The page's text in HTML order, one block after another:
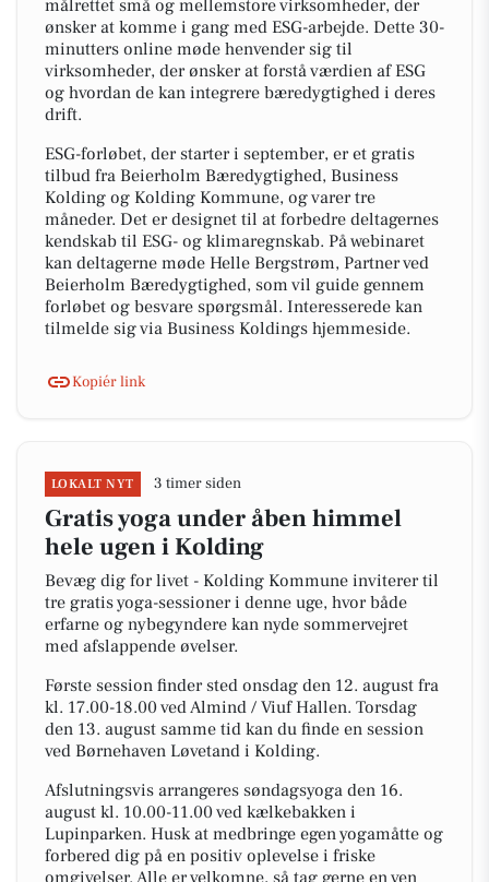
målrettet små og mellemstore virksomheder, der
ønsker at komme i gang med ESG-arbejde. Dette 30-
minutters online møde henvender sig til
virksomheder, der ønsker at forstå værdien af ESG
og hvordan de kan integrere bæredygtighed i deres
drift.
ESG-forløbet, der starter i september, er et gratis
tilbud fra Beierholm Bæredygtighed, Business
Kolding og Kolding Kommune, og varer tre
måneder. Det er designet til at forbedre deltagernes
kendskab til ESG- og klimaregnskab. På webinaret
kan deltagerne møde Helle Bergstrøm, Partner ved
Beierholm Bæredygtighed, som vil guide gennem
forløbet og besvare spørgsmål. Interesserede kan
tilmelde sig via Business Koldings hjemmeside.
Kopiér link
LOKALT NYT 3 timer siden
Gratis yoga under åben himmel
hele ugen i Kolding
Bevæg dig for livet - Kolding Kommune inviterer til
tre gratis yoga-sessioner i denne uge, hvor både
erfarne og nybegyndere kan nyde sommervejret
med afslappende øvelser.
Første session finder sted onsdag den 12. august fra
kl. 17.00-18.00 ved Almind / Viuf Hallen. Torsdag
den 13. august samme tid kan du finde en session
ved Børnehaven Løvetand i Kolding.
Afslutningsvis arrangeres søndagsyoga den 16.
august kl. 10.00-11.00 ved kælkebakken i
Lupinparken. Husk at medbringe egen yogamåtte og
forbered dig på en positiv oplevelse i friske
omgivelser. Alle er velkomne, så tag gerne en ven